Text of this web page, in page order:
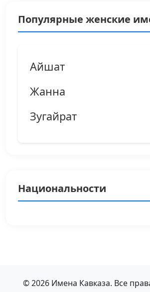
Популярные женские
Айшат
Жанна
Зугайрат
Национальности
© 2026 Имена Кавказа. Все